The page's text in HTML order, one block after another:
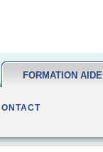
FORMATION AIDE